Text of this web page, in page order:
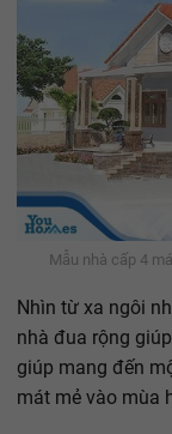
Mẫu nhà cấp 4
Nhìn từ xa ngôi
nhà đua rộng
giúp mang đến
mát mẻ vào mùa